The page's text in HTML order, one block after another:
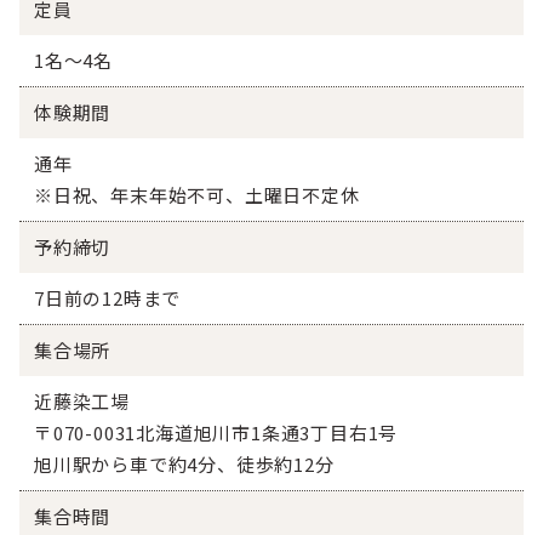
定員
1名～4名
体験期間
通年
※日祝、年末年始不可、土曜日不定休
予約締切
7日前の12時まで
集合場所
近藤染工場
〒070-0031北海道旭川市1条通3丁目右1号
旭川駅から車で約4分、徒歩約12分
集合時間